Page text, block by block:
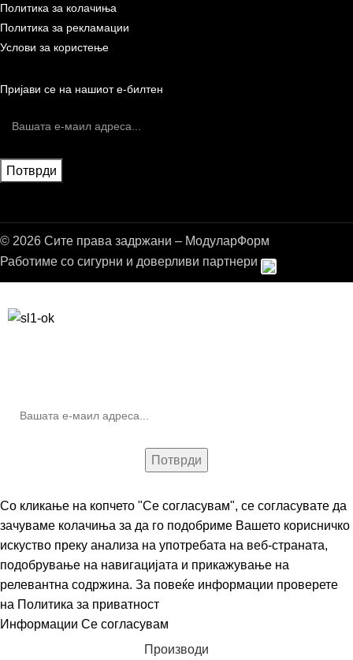
Политика за колачиња
Политика за рекламации
Услови за користење
Пријави се на нашиот е-билтен
© 2026 Сите права задржани – МодуларФорм
Работиме со сигурни и доверливи партнери
Со кликање на копчето "Се согласувам", се согласувате да
зачуваме колачиња за да го подобриме Вашето корисничко
искуство преку анализа на употребата на веб-страната,
подобрување на навигацијата и прикажување на
релевантна содржина. За повеќе информации проверете
на Политика за приватност
Информации Се согласувам
Производи